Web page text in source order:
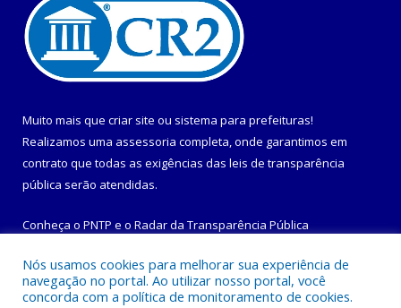
Muito mais que criar site ou sistema para prefeituras!
Realizamos uma assessoria completa, onde garantimos em
contrato que todas as exigências das leis de transparência
pública serão atendidas.
Conheça o PNTP e o Radar da Transparência Pública
Nós usamos cookies para melhorar sua experiência de
navegação no portal. Ao utilizar nosso portal, você
concorda com a política de monitoramento de cookies.